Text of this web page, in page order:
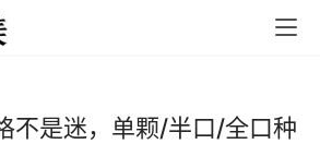
不是迷，单颗/半口/全口种